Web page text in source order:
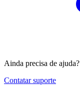
Ainda precisa de ajuda?
Contatar suporte